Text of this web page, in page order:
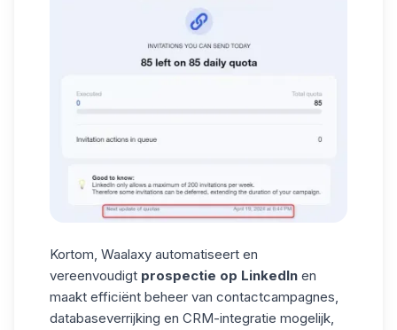
Kortom, Waalaxy automatiseert en
vereenvoudigt prospectie op LinkedIn en
maakt efficiënt beheer van contactcampagnes,
databaseverrijking en CRM-integratie mogelijk,